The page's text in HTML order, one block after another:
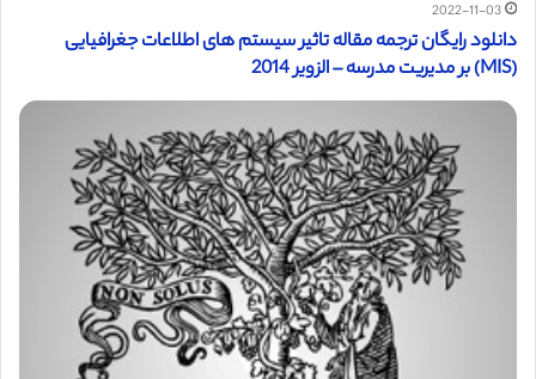
2022-11-03
دانلود رایگان ترجمه مقاله تاثیر سیستم های اطلاعات جغرافیایی
(MIS) بر مدیریت مدرسه – الزویر 2014